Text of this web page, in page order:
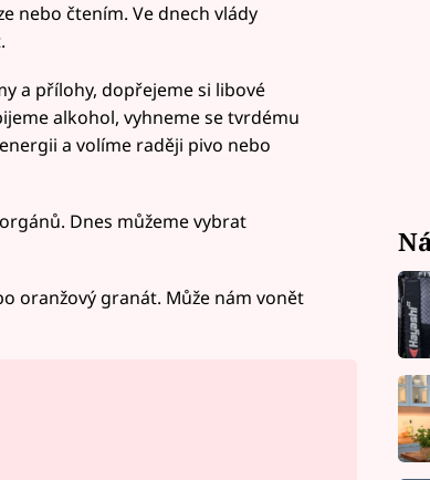
nebo čtením. Ve dnech vlády
a přílohy, dopřejeme si libové
alkohol, vyhneme se tvrdému
a volíme raději pivo nebo
Dnes můžeme vybrat
oranžový granát. Může nám vonět